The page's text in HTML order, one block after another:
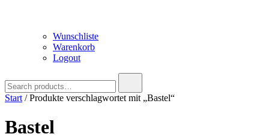
Wunschliste
Warenkorb
Logout
for:
Start / Produkte verschlagwortet mit „Bastel“
Bastel